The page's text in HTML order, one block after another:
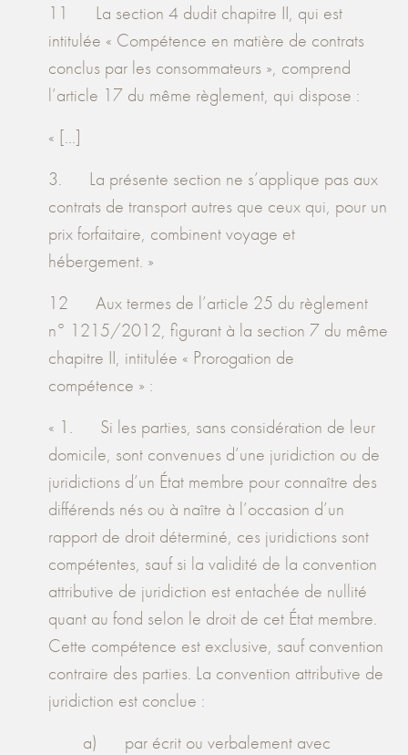
11 La section 4 dudit chapitre II, qui est
intitulée « Compétence en matière de contrats
conclus par les consommateurs », comprend
l’article 17 du même règlement, qui dispose :
« [...]
3. La présente section ne s’applique pas aux
contrats de transport autres que ceux qui, pour un
prix forfaitaire, combinent voyage et
hébergement. »
12 Aux termes de l’article 25 du règlement
n° 1215/2012, figurant à la section 7 du même
chapitre II, intitulée « Prorogation de
compétence » :
« 1. Si les parties, sans considération de leur
domicile, sont convenues d’une juridiction ou de
juridictions d’un État membre pour connaître des
différends nés ou à naître à l’occasion d’un
rapport de droit déterminé, ces juridictions sont
compétentes, sauf si la validité de la convention
attributive de juridiction est entachée de nullité
quant au fond selon le droit de cet État membre.
Cette compétence est exclusive, sauf convention
contraire des parties. La convention attributive de
juridiction est conclue :
a) par écrit ou verbalement avec